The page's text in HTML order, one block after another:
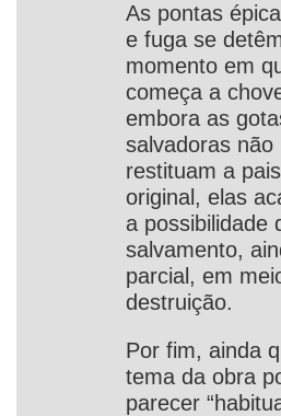
As pontas
e fuga se
momento em
começa a
embora as
salvadoras não
restituam a
original, elas
a possibilidade
salvamento,
parcial, em
destruição.
Por fim, ainda
tema da obra
parecer